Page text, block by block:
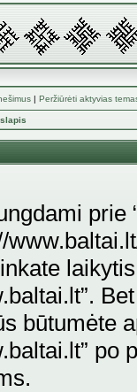
| Peržiūrėti aktyvias
prie
būtumėte
po